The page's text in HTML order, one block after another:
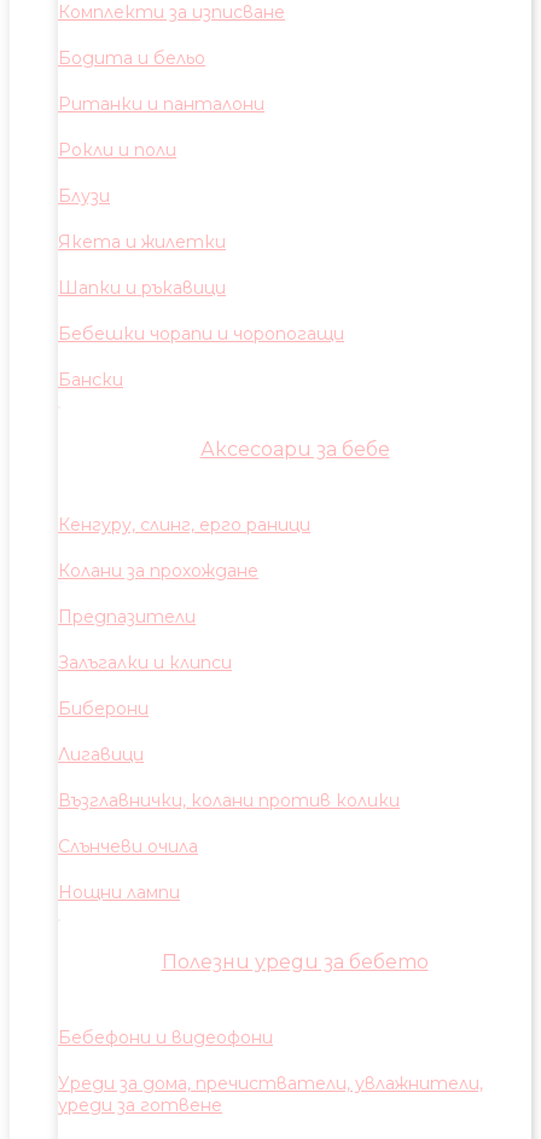
Комплекти за изписване
Бодита и бельо
Ританки и панталони
Рокли и поли
Блузи
Якета и жилетки
Шапки и ръкавици
Бебешки чорапи и чоропогащи
Бански
Аксесоари за бебе
Кенгуру, слинг, ерго раници
Колани за прохождане
Предпазители
Залъгалки и клипси
Биберони
Лигавици
Възглавнички, колани против колики
Слънчеви очила
Нощни лампи
Полезни уреди за бебето
Бебефони и видеофони
Уреди за дома, пречистватели, увлажнители,
уреди за готвене